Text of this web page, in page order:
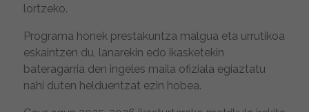
lortzeko.
Programa honek prestakuntza malgua eta urrutikoa
eskaintzen du, lanarekin edo ikasketekin
bateragarria den ingeles maila ofiziala egiaztatu
nahi duten helduentzat ezin hobea.